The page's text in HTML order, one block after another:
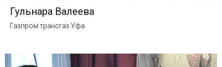
Гульнара Валеева
Газпром трансгаз Уфа